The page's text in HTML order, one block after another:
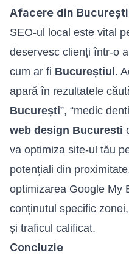
Afacere din
SEO-ul local este vital
deservesc clienți într-o
cum ar fi Bucureștiul.
apară în rezultatele
București”, “medic
web design Bucuresti
va optimiza site-ul tău
potențiali din
optimizarea Google My
conținutul specific
și traficul calificat.
Concluzie